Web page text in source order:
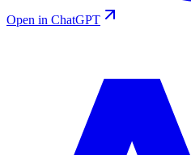
Open in ChatGPT